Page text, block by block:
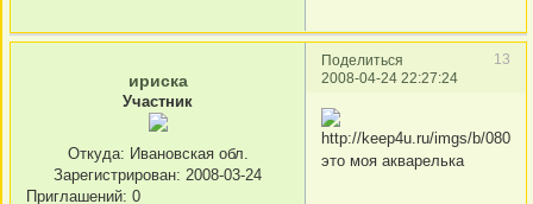
Поделиться
13
2008-04-24 22:27:24
ириска
Участник
Откуда: Ивановская обл.
Зарегистрирован: 2008-03-24
Приглашений: 0
это моя акварелька